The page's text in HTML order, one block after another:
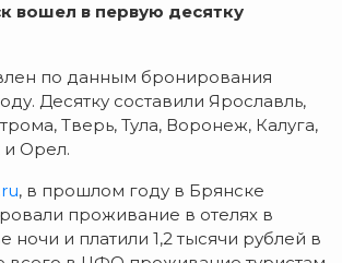
вошел в первую десятку
по данным бронирования
Десятку составили Ярославль,
Тверь, Тула, Воронеж, Калуга,
и Орел.
, в прошлом году в Брянске
проживание в отелях в
ночи и платили 1,2 тысячи рублей в